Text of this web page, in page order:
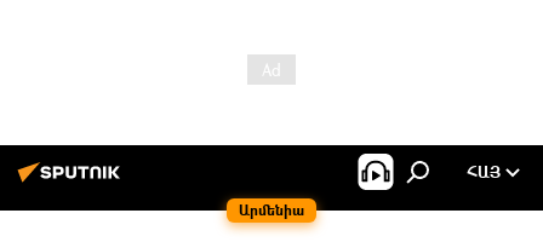
Արմենիա
ՀԱՅ